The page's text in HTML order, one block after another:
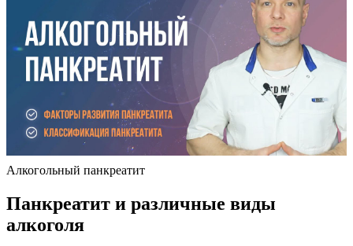
Алкогольный панкреатит
Панкреатит и различные виды
алкоголя